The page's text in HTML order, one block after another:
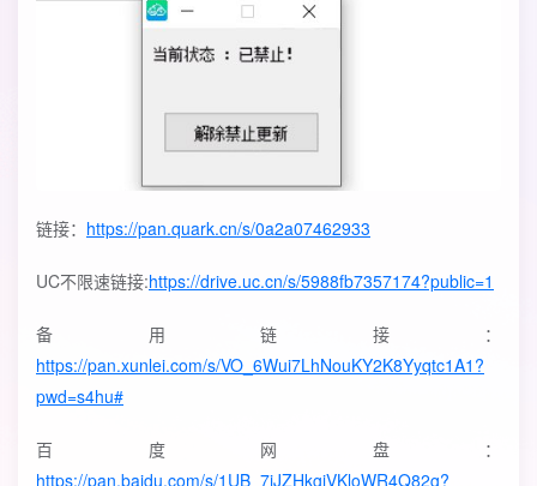
链接： https://pan.quark.cn/s/0a2a07462933
UC不限速链接:https://drive.uc.cn/s/5988fb7357174?public=1
备用链接：
https://pan.xunlei.com/s/VO_6Wui7LhNouKY2K8Yyqtc1A1?
pwd=s4hu#
百度网盘：
https://pan.baidu.com/s/1UB_7jJZHkgiVKloWR4Q82g?